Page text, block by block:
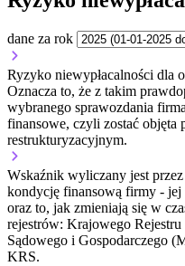
dane za rok
Ryzyko niewypłacalności dla
Oznacza to, że z takim
wybranego sprawozdania
finansowe, czyli zostać objęta
restrukturyzacyjnym.
Wskaźnik wyliczany jest
kondycję finansową firmy - jej
oraz to, jak zmieniają się w
rejestrów: Krajowego
Sądowego i Gospodarczego
KRS.